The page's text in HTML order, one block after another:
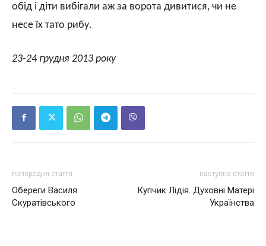
обід і діти вибігали аж за ворота дивитися, чи не
несе їх тато рибу.
23-24 грудня 2013 року
попередня стаття
Обереги Василя
Скуратівського
наступна стаття
Купчик Лідія. Духовні Матері
Українства